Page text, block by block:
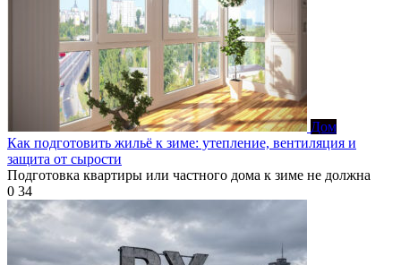
Дом
Как подготовить жильё к зиме: утепление, вентиляция и
защита от сырости
Подготовка квартиры или частного дома к зиме не должна
0 34